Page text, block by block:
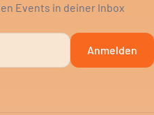
Events in deiner Inbox
Anmelden